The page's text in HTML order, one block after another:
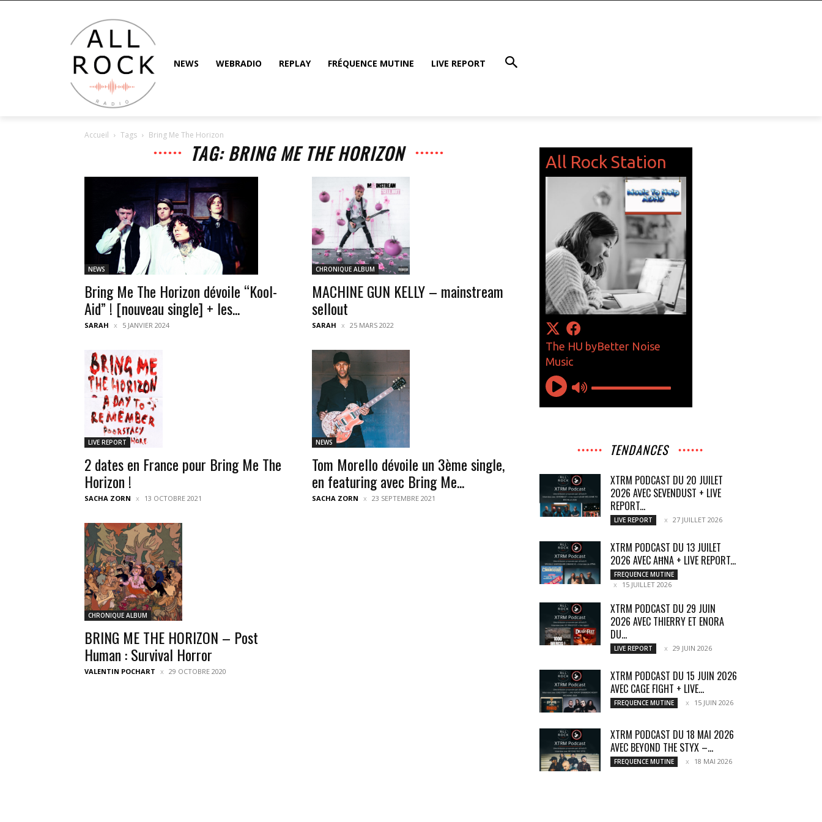
NEWS WEBRADIO REPLAY FRÉQUENCE MUTINE LIVE REPORT
Accueil Tags Bring Me The Horizon
TAG: BRING ME THE HORIZON
NEWS
Bring Me The Horizon dévoile “Kool-
Aid” ! [nouveau single] + les...
SARAH 5 JANVIER 2024
CHRONIQUE ALBUM
MACHINE GUN KELLY – mainstream
sellout
SARAH 25 MARS 2022
LIVE REPORT
2 dates en France pour Bring Me The
Horizon !
SACHA ZORN 13 OCTOBRE 2021
NEWS
Tom Morello dévoile un 3ème single,
en featuring avec Bring Me...
SACHA ZORN 23 SEPTEMBRE 2021
CHRONIQUE ALBUM
BRING ME THE HORIZON – Post
Human : Survival Horror
VALENTIN POCHART 29 OCTOBRE 2020
TENDANCES
XTRM PODCAST DU 20 JUILET
2026 AVEC SEVENDUST + LIVE
REPORT...
LIVE REPORT 27 JUILLET 2026
XTRM PODCAST DU 13 JUILET
2026 AVEC AĦNA + LIVE REPORT...
FREQUENCE MUTINE
15 JUILLET 2026
XTRM PODCAST DU 29 JUIN
2026 AVEC THIERRY ET ENORA
DU...
LIVE REPORT 29 JUIN 2026
XTRM PODCAST DU 15 JUIN 2026
AVEC CAGE FIGHT + LIVE...
FREQUENCE MUTINE 15 JUIN 2026
XTRM PODCAST DU 18 MAI 2026
AVEC BEYOND THE STYX –...
FREQUENCE MUTINE 18 MAI 2026